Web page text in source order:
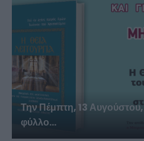
Την Πέμπτη, 13 Αυγούστου,
φύλλο...